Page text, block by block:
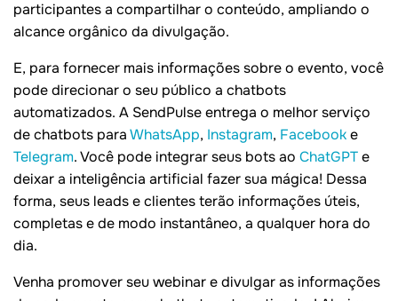
participantes a compartilhar o conteúdo, ampliando o
alcance orgânico da divulgação.
E, para fornecer mais informações sobre o evento, você
pode direcionar o seu público a chatbots
automatizados. A SendPulse entrega o melhor serviço
de chatbots paraWhatsApp, Instagram, Facebooke
Telegram. Você pode integrar seus bots ao ChatGPTe
deixar a inteligência artificial fazer sua mágica! Dessa
forma, seus leads e clientes terão informações úteis,
completas e de modo instantâneo, a qualquer hora do
dia.
Venha promover seu webinar e divulgar as informações